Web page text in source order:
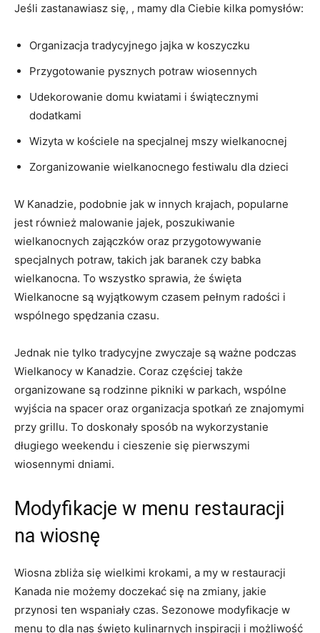
Jeśli zastanawiasz się, , mamy dla Ciebie kilka pomysłów:
Organizacja tradycyjnego jajka w ‍koszyczku
Przygotowanie pysznych potraw wiosennych
Udekorowanie‌ domu kwiatami i ‌świątecznymi
dodatkami
Wizyta w kościele na specjalnej ⁢mszy ​wielkanocnej
Zorganizowanie wielkanocnego festiwalu dla dzieci
W Kanadzie, podobnie jak w⁢ innych krajach, popularne
jest również malowanie‍ jajek, ⁣poszukiwanie
wielkanocnych zajączków oraz przygotowywanie
specjalnych potraw, takich jak baranek czy babka
wielkanocna. To wszystko sprawia,‌ że święta
Wielkanocne są ​wyjątkowym czasem pełnym radości i
wspólnego ⁤spędzania czasu.
Jednak nie ‌tylko⁣ tradycyjne zwyczaje są ważne‌ podczas
Wielkanocy w Kanadzie. Coraz częściej także
organizowane są rodzinne⁤ pikniki w parkach, wspólne
wyjścia na spacer‍ oraz​ organizacja⁢ spotkań ze znajomymi
przy grillu. To doskonały sposób na wykorzystanie
długiego weekendu i cieszenie się pierwszymi
wiosennymi dniami.
Modyfikacje w menu ‌restauracji
na wiosnę
Wiosna zbliża ⁢się wielkimi‌ krokami, a my w restauracji
Kanada nie możemy doczekać się na ‌zmiany, jakie
przynosi ten wspaniały czas. Sezonowe⁢ modyfikacje w
menu⁤ to dla‌ nas święto kulinarnych inspiracji i‌ możliwość